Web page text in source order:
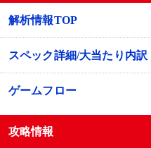
解析情報TOP
スペック詳細/大当たり内訳
ゲームフロー
攻略情報